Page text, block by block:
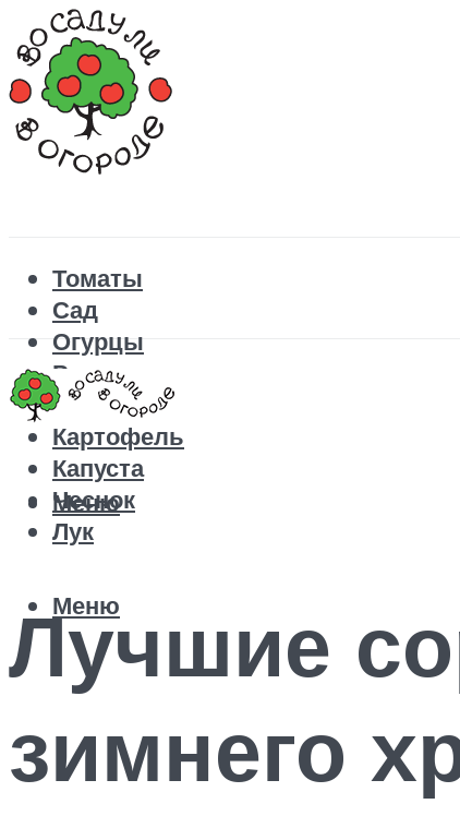
Томаты
Сад
Огурцы
Рецепты
Перец
Картофель
Капуста
Чеснок
Лук
Меню
Меню
Лучшие
зимнего